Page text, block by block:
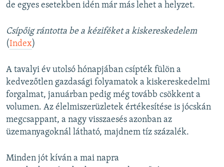
de egyes esetekben idén már más lehet a helyzet.
Csípőig rántotta be a kéziféket a kiskereskedelem
(Index)
A tavalyi év utolsó hónapjában csípték fülön a
kedvezőtlen gazdasági folyamatok a kiskereskedelmi
forgalmat, januárban pedig még tovább csökkent a
volumen. Az élelmiszerüzletek értékesítése is jócskán
megcsappant, a nagy visszaesés azonban az
üzemanyagoknál látható, majdnem tíz százalék.
Minden jót kíván a mai napra